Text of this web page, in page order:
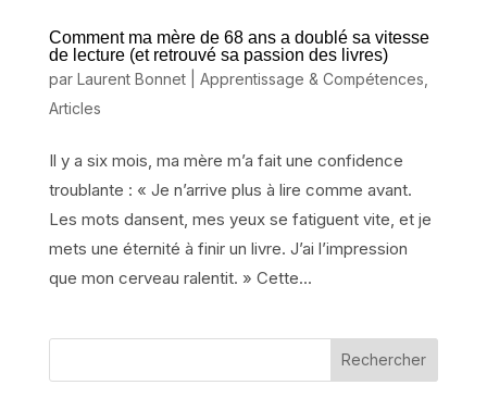
Comment ma mère de 68 ans a doublé sa vitesse
de lecture (et retrouvé sa passion des livres)
par Laurent Bonnet| Apprentissage & Compétences
Articles
Il y a six mois, ma mère m’a fait une confidence
troublante : « Je n’arrive plus à lire comme avant.
Les mots dansent, mes yeux se fatiguent vite, et je
mets une éternité à finir un livre. J’ai l’impression
que mon cerveau ralentit. » Cette...
Rechercher